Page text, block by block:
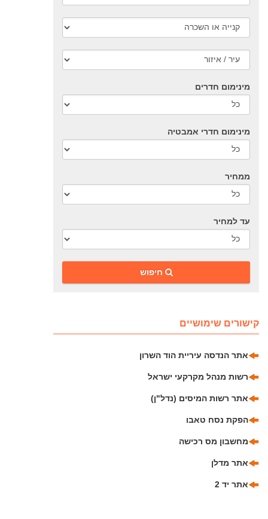
מינימום חדרים
מינימום חדרי אמבטיה
ממחיר
עד למחיר
‎חיפוש
קישורים שימושיים
אתר הנדסה עיריית הוד השרון
רשות מנהל מקרקעי ישראל
אתר רשות המיסים (נדל"ן)
הפקת נסח טאבו
מחשבון מס רכישה
אתר מדלן
אתר יד 2